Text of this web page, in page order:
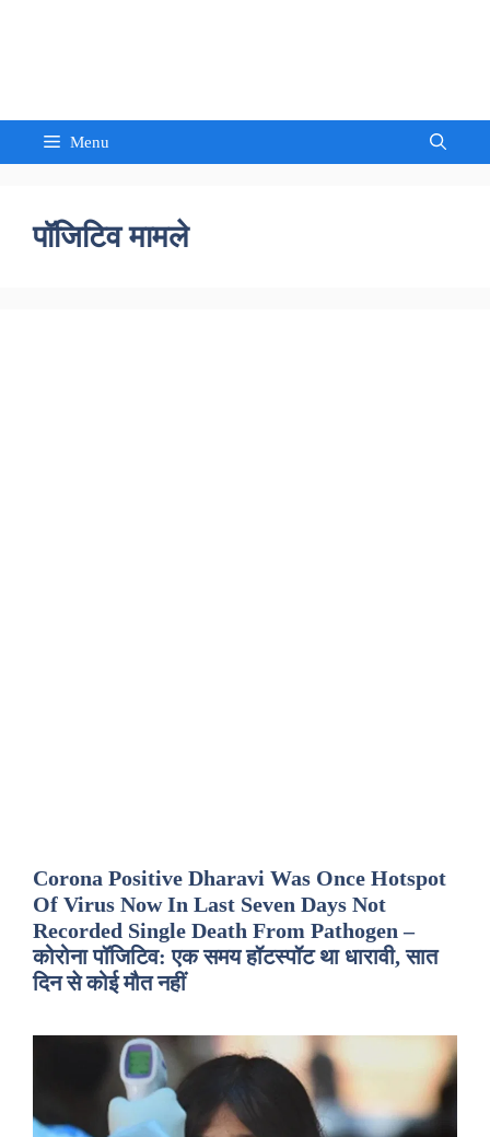
Menu
पॉजिटिव मामले
Corona Positive Dharavi Was Once Hotspot
Of Virus Now In Last Seven Days Not
Recorded Single Death From Pathogen –
कोरोना पॉजिटिव: एक समय हॉटस्पॉट था धारावी, सात
दिन से कोई मौत नहीं